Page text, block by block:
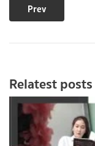
Prev
Relatest posts